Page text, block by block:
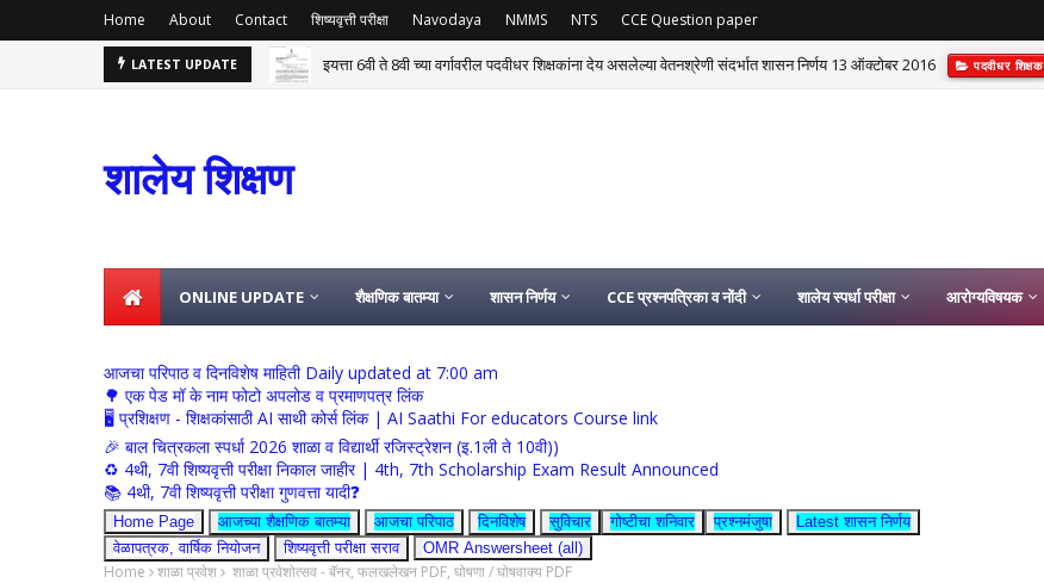
Home About Contact शिष्यवृत्ती परीक्षा Navodaya NMMS NTS CCE Question paper
LATEST UPDATE इयत्ता 6वी ते 8वी च्या वर्गावरील पदवीधर शिक्षकांना देय असलेल्या वेतनश्रेणी संदर्भात शासन निर्णय 13 ऑक्टोबर 2016 पदवीधर शिक्षक
शालेय शिक्षण
ONLINE UPDATE शैक्षणिक बातम्या शासन निर्णय CCE प्रश्नपत्रिका व नोंदी शालेय स्पर्धा परीक्षा आरोग्यविषयक
आजचा परिपाठ व दिनविशेष माहिती Daily updated at 7:00 am
🌳 एक पेड मॉ के नाम फोटो अपलोड व प्रमाणपत्र लिंक
🖥 प्रशिक्षण - शिक्षकांसाठी AI साथी कोर्स लिंक | AI Saathi For educators Course link
🎉 बाल चित्रकला स्पर्धा 2026 शाळा व विद्यार्थी रजिस्ट्रेशन (इ.1ली ते 10वी))
♻️ 4थी, 7वी शिष्यवृत्ती परीक्षा निकाल जाहीर | 4th, 7th Scholarship Exam Result Announced
📚 4थी, 7वी शिष्यवृत्ती परीक्षा गुणवत्ता यादी❓
Home Page आजच्या शैक्षणिक बातम्या आजचा परिपाठ दिनविशेष सुविचार गोष्टीचा शनिवार प्रश्नमंजुषा
Latest शासन निर्णय
वेळापत्रक, वार्षिक नियोजन
शिष्यवृत्ती परीक्षा सराव OMR Answersheet (all)
Home शाळा प्रवेश शाळा प्रवेशोत्सव - बॅनर, फलखलेखन PDF, घोषणा / घोषवाक्य PDF